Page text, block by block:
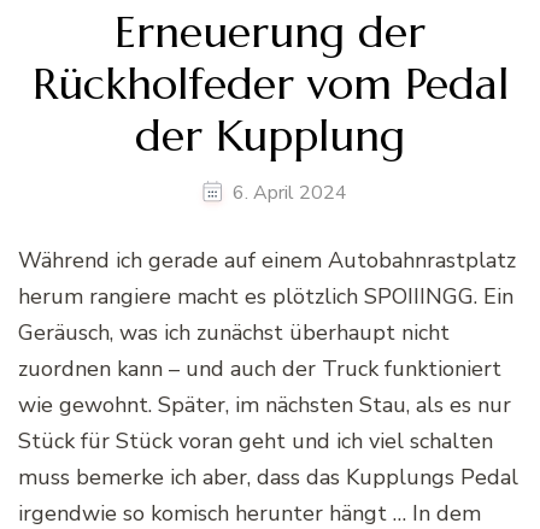
Erneuerung der
Rückholfeder vom Pedal
der Kupplung
6. April 2024
Während ich gerade auf einem Autobahnrastplatz
herum rangiere macht es plötzlich SPOIIINGG. Ein
Geräusch, was ich zunächst überhaupt nicht
zuordnen kann – und auch der Truck funktioniert
wie gewohnt. Später, im nächsten Stau, als es nur
Stück für Stück voran geht und ich viel schalten
muss bemerke ich aber, dass das Kupplungs Pedal
irgendwie so komisch herunter hängt … In dem